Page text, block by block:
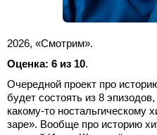
2026, «Смотрим».
Оценка: 6 из 10.
Очередной проект про
будет состоять из 8
какому-то ностальгическому
заре». Вообще про историю